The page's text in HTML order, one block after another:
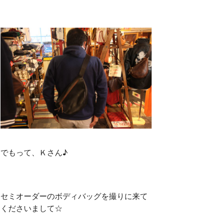
でもって、Ｋさん♪
セミオーダーのボディバッグを撮りに来て
くださいまして☆